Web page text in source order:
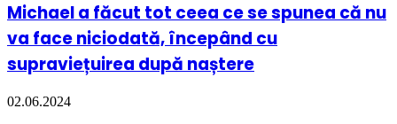
Michael a făcut tot ceea ce se spunea că nu
va face niciodată, începând cu
supraviețuirea după naștere
02.06.2024